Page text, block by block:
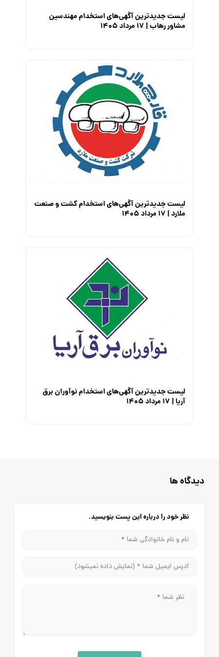
لیست جدیدترین آگهی‌های استخدام مهندسین
مشاور رهاب | ۱۷ مرداد ۱۴۰۵
لیست جدیدترین آگهی‌های استخدام کشت و صنعت
ملارد | ۱۷ مرداد ۱۴۰۵
لیست جدیدترین آگهی‌های استخدام نوآوران برق
آریا | ۱۷ مرداد ۱۴۰۵
دیدگاه ها
نظر خود را درباره این پست بنویسید.